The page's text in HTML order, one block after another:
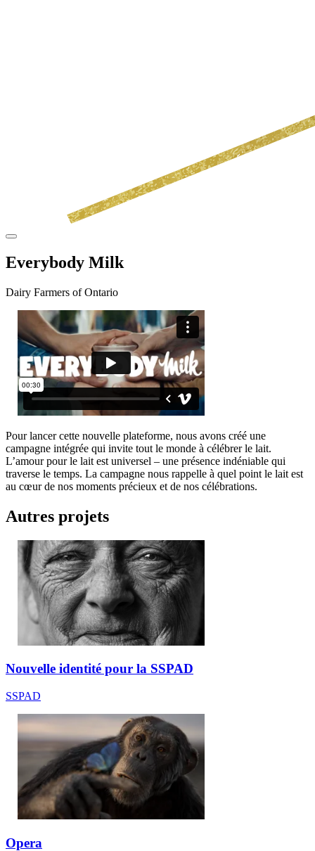
Everybody Milk
Dairy Farmers of Ontario
Pour lancer cette nouvelle plateforme, nous avons créé une
campagne intégrée qui invite tout le monde à célébrer le lait.
L’amour pour le lait est universel – une présence indéniable qui
traverse le temps. La campagne nous rappelle à quel point le lait est
au cœur de nos moments précieux et de nos célébrations.
Autres projets
Nouvelle identité pour la SSPAD
SSPAD
Opera